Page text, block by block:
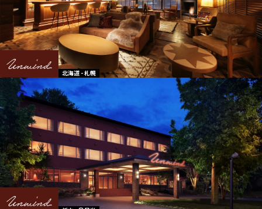
北海道 - 札幌